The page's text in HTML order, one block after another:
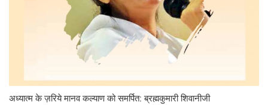
अध्यात्म के ज़रिये मानव कल्याण को समर्पित: ब्रह्मकुमारी शिवानीजी